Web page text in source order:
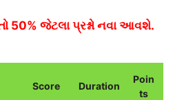
50% જેટલા પ્રશ્નો નવા આવશે.
Score Duration
Poin
ts